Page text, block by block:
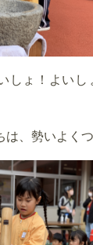
しょ！よいし
、勢いよく